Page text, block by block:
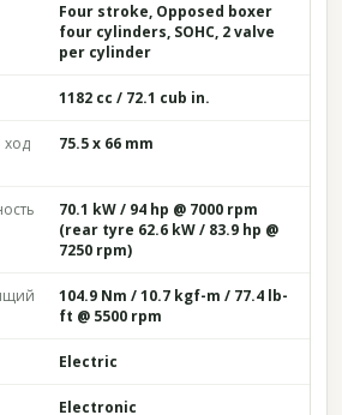
Four stroke, Opposed boxer
four cylinders, SOHC, 2 valve
per cylinder
1182 cc / 72.1 cub in.
ход
75.5 x 66 mm
70.1 kW / 94 hp @ 7000 rpm
(rear tyre 62.6 kW / 83.9 hp @
7250 rpm)
104.9 Nm / 10.7 kgf-m / 77.4 lb-
ft @ 5500 rpm
Electric
Electronic